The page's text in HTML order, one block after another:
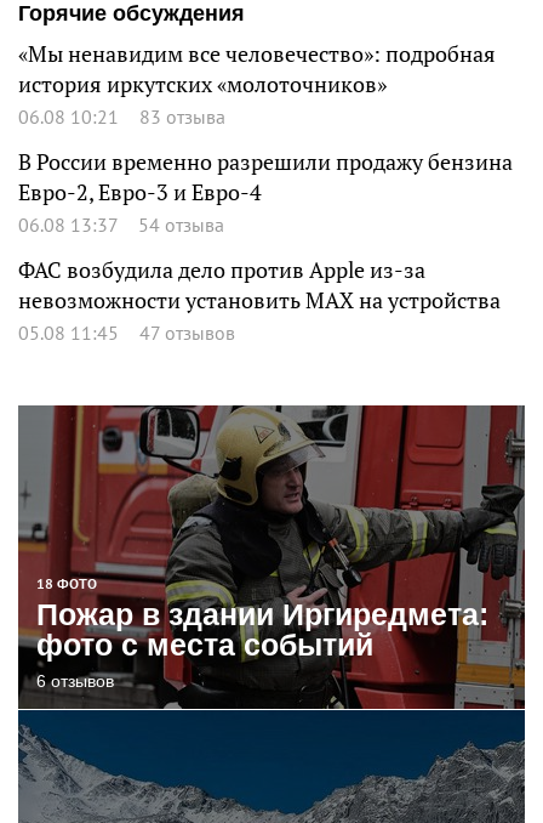
Горячие обсуждения
«Мы ненавидим все человечество»: подробная
история иркутских «молоточников»
06.08 10:21 83 отзыва
В России временно разрешили продажу бензина
Евро-2, Евро-3 и Евро-4
06.08 13:37 54 отзыва
ФАС возбудила дело против Apple из-за
невозможности установить MAX на устройства
05.08 11:45 47 отзывов
18 ФОТО
Пожар в здании Иргиредмета:
фото с места событий
6 отзывов